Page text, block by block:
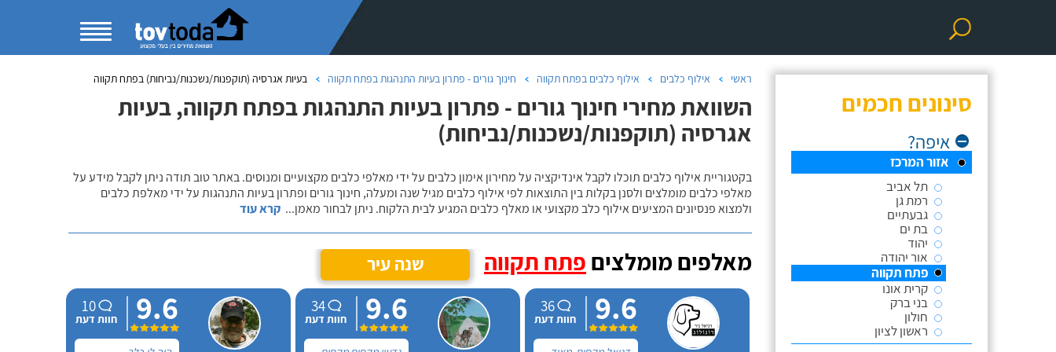
סינונים חכמים
איפה?
אזור המרכז
תל אביב
רמת גן
גבעתיים
בת ים
יהוד
אור יהודה
פתח תקווה
קרית אונו
בני ברק
חולון
ראשון לציון
ראשי אילוף כלבים אילוף כלבים בפתח תקווה חינוך גורים - פתרון בעיות התנהגות בפתח תקווה בעיות אגרסיה (תוקפנות/נשכנות/נביחות) בפתח תקווה
השוואת מחירי חינוך גורים - פתרון בעיות התנהגות בפתח תקווה, בעיות
אגרסיה (תוקפנות/נשכנות/נביחות)
בקטגוריית אילוף כלבים תוכלו לקבל אינדיקציה על מחירון אימון כלבים על ידי מאלפי כלבים מקצועיים ומנוסים. באתר טוב תודה ניתן לקבל מידע על
מאלפי כלבים מומלצים ולסנן בקלות בין התוצאות לפי אילוף כלבים מגיל שנה ומעלה, חינוך גורים ופתרון בעיות התנהגות על ידי מאלפת כלבים
ולמצוא פנסיונים המציעים אילוף כלב מקצועי או מאלף כלבים המגיע לבית הלקוח. ניתן לבחור מאמן... קרא עוד
מאלפים מומלצים פתח תקווה שנה עיר
9.6
36
חוות דעת 9.6
34
חוות דעת 9.6
10
חוות דעת